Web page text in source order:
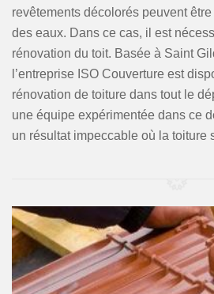
revêtements décolorés peuvent
des eaux. Dans ce cas, il est
rénovation du toit. Basée à Saint
l’entreprise ISO Couverture est
rénovation de toiture dans tout le
une équipe expérimentée dans ce
un résultat impeccable où la toiture